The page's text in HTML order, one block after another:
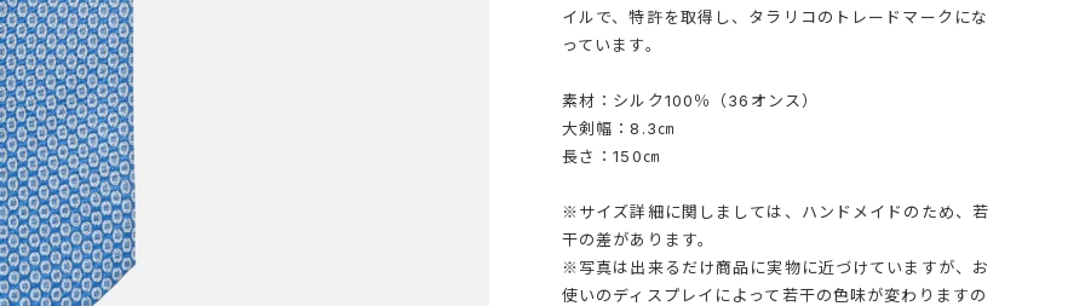
イルで、特許を取得し、タラリコのトレードマークにな
っています。
素材：シルク100％（36オンス）
大剣幅：8.3㎝
長さ：150㎝
※サイズ詳細に関しましては、ハンドメイドのため、若
干の差があります。
※写真は出来るだけ商品に実物に近づけていますが、お
使いのディスプレイによって若干の色味が変わりますの